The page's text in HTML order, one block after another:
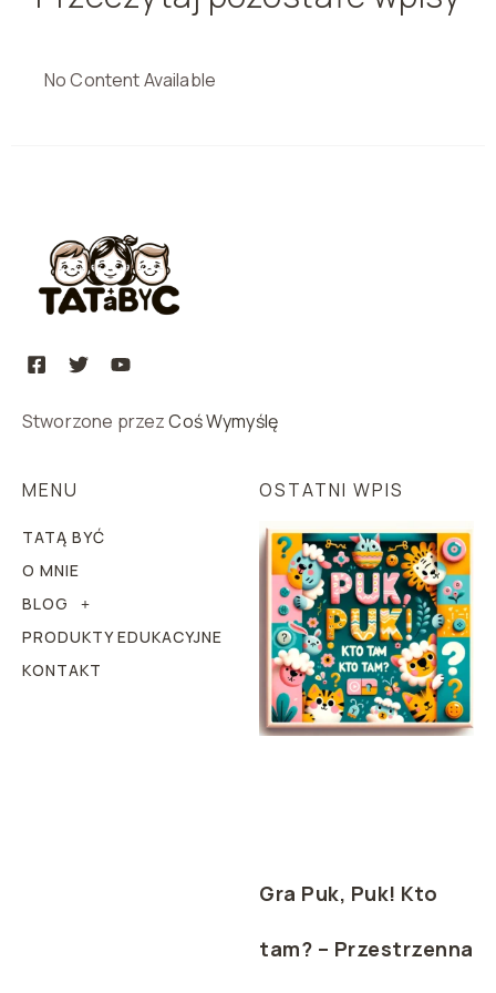
No Content Available
Stworzone przezCoś Wymyślę
MENU
TATĄ BYĆ
O MNIE
BLOG
PRODUKTY EDUKACYJNE
KONTAKT
OSTATNI WPIS
Gra Puk, Puk! Kto
tam? – Przestrzenna